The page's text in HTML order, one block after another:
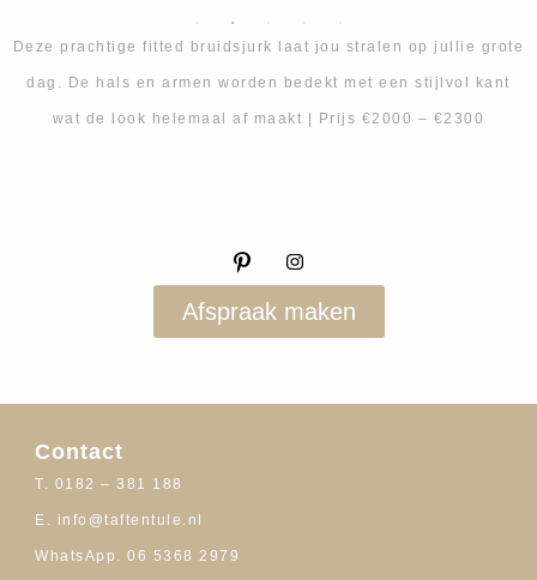
Deze prachtige fitted bruidsjurk laat jou stralen op jullie grote
dag. De hals en armen worden bedekt met een stijlvol kant
wat de look helemaal af maakt | Prijs €2000 – €2300
Afspraak maken
Contact
T. 0182 – 381 188
E. info@taftentule.nl
WhatsApp. 06 5368 2979